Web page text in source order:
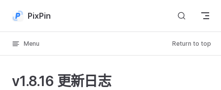
Skip to content
PixPin
Menu Return to top
v1.8.16 更新日志